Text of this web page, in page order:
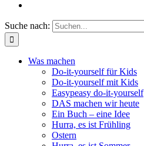
Suche nach:
Was machen
Do-it-yourself für Kids
Do-it-yourself mit Kids
Easypeasy do-it-yourself
DAS machen wir heute
Ein Buch – eine Idee
Hurra, es ist Frühling
Ostern